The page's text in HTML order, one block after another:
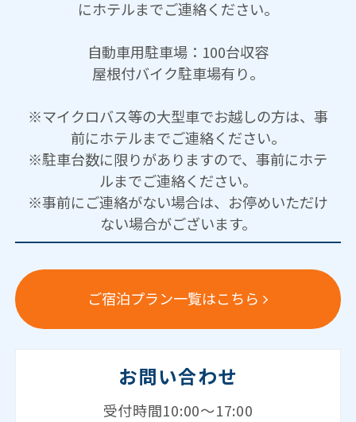
にホテルまでご連絡ください。
自動車用駐車場：100台収容
屋根付バイク駐車場有り。
※マイクロバス等の大型車でお越しの方は、事
前にホテルまでご連絡ください。
※駐車台数に限りがありますので、事前にホテ
ルまでご連絡ください。
※事前にご連絡がない場合は、お停めいただけ
ない場合がございます。
ご宿泊プラン一覧はこちら
お問い合わせ
受付時間10:00～17:00